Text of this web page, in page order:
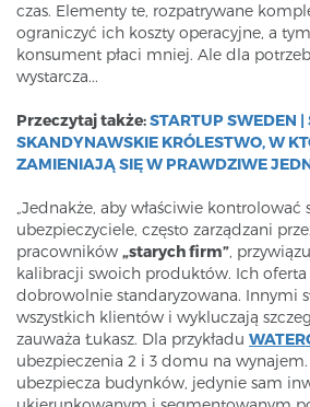
czas. Elementy te, rozpatrywane
ograniczyć ich koszty operacyjne, a
konsument płaci mniej. Ale dla
wystarcza...
Przeczytaj także:STARTUP SWEDEN
SKANDYNAWSKIE KRÓLESTWO, W
ZAMIENIAJĄ SIĘ W PRAWDZIWE
„Jednakże, aby właściwie kontrolować
ubezpieczyciele, często zarządzani
pracowników „starych firm”,
kalibracji swoich produktów. Ich
dobrowolnie standaryzowana. Innymi
wszystkich klientów i wykluczają
zauważa Łukasz. Dla przykładu
ubezpieczenia 2 i 3 domu na wynajem.
ubezpiecza budynków, jedynie sam